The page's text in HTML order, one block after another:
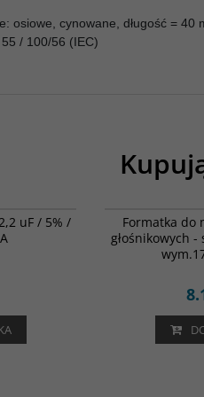
osiowe, cynowane, długość =
/ 100/56 (IEC)
uF / 5% /
Formatka do
głośnikowych